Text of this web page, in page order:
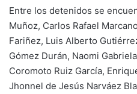
Entre los detenidos se
Muñoz, Carlos Rafael
Fariñez, Luis Alberto
Gómez Durán, Naomi
Coromoto Ruiz García,
Jhonnel de Jesús Narváez